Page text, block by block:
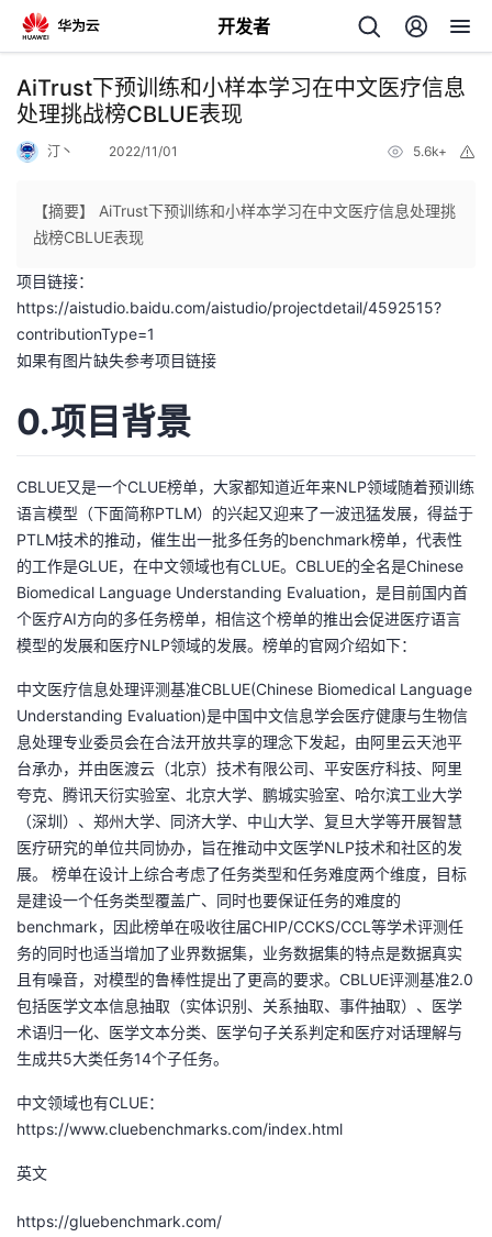
开发者
返
回
人
主
页
我
的
开
发
者
的
博
客
我
的
论
坛
我
的
圈
子
我
的
直
播
我
的
活
动
我
的
关
注
我
的
开
发
者
学
堂
我
的
Programs
我
的
支
持
我
AiTrust下预训练和小样本学习在中文医疗信息
处理挑战榜CBLUE表现
汀丶 2022/11/01 5.6k+
【摘要】 AiTrust下预训练和小样本学习在中文医疗信息处理挑
战榜CBLUE表现
项目链接：
https://aistudio.baidu.com/aistudio/projectdetail/4592515?
contributionType=1
如果有图片缺失参考项目链接
0.项目背景
CBLUE又是一个CLUE榜单，大家都知道近年来NLP领域随着预训练
语言模型（下面简称PTLM）的兴起又迎来了一波迅猛发展，得益于
PTLM技术的推动，催生出一批多任务的benchmark榜单，代表性
的工作是GLUE，在中文领域也有CLUE。CBLUE的全名是Chinese
Biomedical Language Understanding Evaluation，是目前国内首
个医疗AI方向的多任务榜单，相信这个榜单的推出会促进医疗语言
模型的发展和医疗NLP领域的发展。榜单的官网介绍如下：
中文医疗信息处理评测基准CBLUE(Chinese Biomedical Language
Understanding Evaluation)是中国中文信息学会医疗健康与生物信
息处理专业委员会在合法开放共享的理念下发起，由阿里云天池平
台承办，并由医渡云（北京）技术有限公司、平安医疗科技、阿里
夸克、腾讯天衍实验室、北京大学、鹏城实验室、哈尔滨工业大学
（深圳）、郑州大学、同济大学、中山大学、复旦大学等开展智慧
医疗研究的单位共同协办，旨在推动中文医学NLP技术和社区的发
展。 榜单在设计上综合考虑了任务类型和任务难度两个维度，目标
是建设一个任务类型覆盖广、同时也要保证任务的难度的
benchmark，因此榜单在吸收往届CHIP/CCKS/CCL等学术评测任
务的同时也适当增加了业界数据集，业务数据集的特点是数据真实
且有噪音，对模型的鲁棒性提出了更高的要求。CBLUE评测基准2.0
包括医学文本信息抽取（实体识别、关系抽取、事件抽取）、医学
术语归一化、医学文本分类、医学句子关系判定和医疗对话理解与
生成共5大类任务14个子任务。
中文领域也有CLUE：
https://www.cluebenchmarks.com/index.html
英文
https://gluebenchmark.com/